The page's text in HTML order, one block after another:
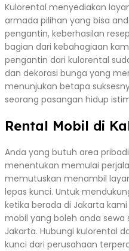
Kulorental menyediakan
armada pilihan yang bisa
pengantin, keberhasilan
bagian dari kebahagiaan
pengantin dari kulorental
dan dekorasi bunga yang
menunjukan betapa
seorang pasangan hidup
Rental Mobil di
Anda yang butuh area
menentukan memulai
memutuskan menambil
lepas kunci. Untuk
ketika berada di Jakarta
mobil yang boleh anda sewa
Jakarta. Hubungi kulorental
kunci dari perusahaan